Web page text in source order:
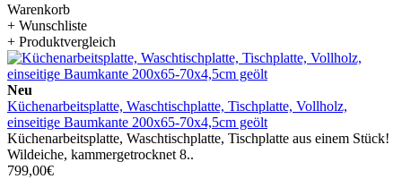
Warenkorb
+ Wunschliste
+ Produktvergleich
Neu
Küchenarbeitsplatte, Waschtischplatte, Tischplatte, Vollholz,
einseitige Baumkante 200x65-70x4,5cm geölt
Küchenarbeitsplatte, Waschtischplatte, Tischplatte aus einem Stück!
Wildeiche, kammergetrocknet 8..
799,00€